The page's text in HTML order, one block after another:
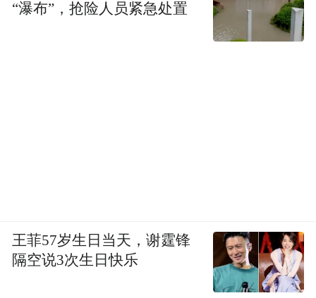
“瀑布”，抢险人员紧急处置
王菲57岁生日当天，谢霆锋
隔空说3次生日快乐